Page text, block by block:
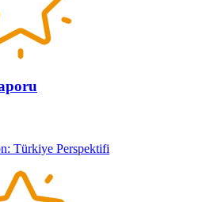
Türkiye Perspektifi